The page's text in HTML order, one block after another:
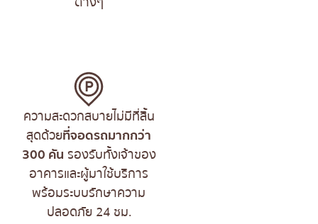
ความสะดวกสบายไม่มีที่สิ้น
สุดด้วยที่จอดรถมากกว่า
300 คัน รองรับทั้งเจ้าของ
อาคารและผู้มาใช้บริการ
พร้อมระบบรักษาความ
ปลอดภัย 24 ชม.